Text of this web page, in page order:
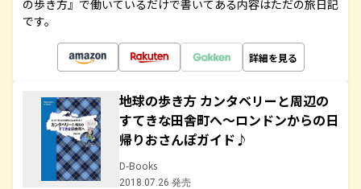
の歩き方』で働いているだけで書いてある内容はただの旅日記
です。
詳細を見る
地球の歩き方 カンタベリーと周辺の
すてきな田舎町へ～ロンドンからの日
帰りおさんぽガイド♪
D-Books
2018.07.26 発売